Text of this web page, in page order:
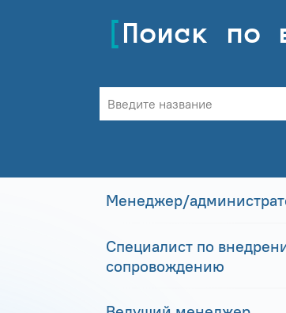
Поиск по
Менеджер/
Специалист по
сопровождению